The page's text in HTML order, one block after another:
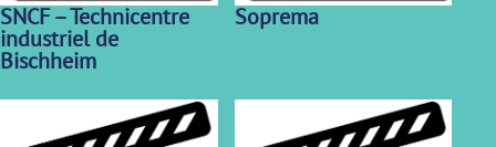
SNCF – Technicentre
industriel de
Bischheim
Soprema